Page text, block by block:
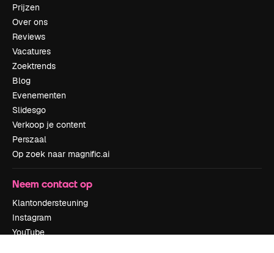
Prijzen
Over ons
Reviews
Vacatures
Zoektrends
Blog
Evenementen
Slidesgo
Verkoop je content
Perszaal
Op zoek naar magnific.ai
Neem contact op
Klantondersteuning
Instagram
YouTube